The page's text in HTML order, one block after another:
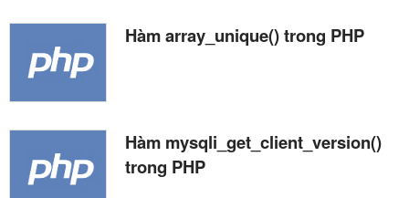
Hàm array_unique() trong PHP
Hàm mysqli_get_client_version()
trong PHP